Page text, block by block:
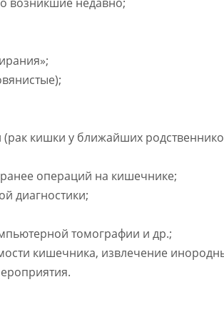
кишки у ближайших
операций на кишечнике;
диагностики;
томографии и др.;
кишечника, извлечение